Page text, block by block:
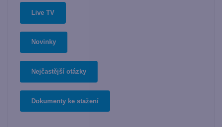
Live TV
Novinky
Nejčastější otázky
Dokumenty ke stažení